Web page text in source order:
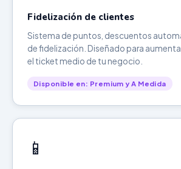
Fidelización de clientes
Sistema de puntos, descuentos
de fidelización. Diseñado para
el ticket medio de tu negocio.
Disponible en: Premium y A Medida
📱